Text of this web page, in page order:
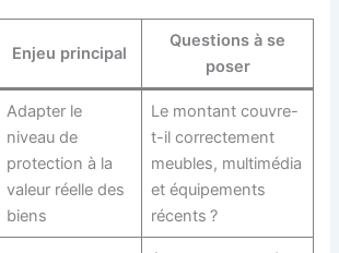
Enjeu principal
Questions à se
poser
Adapter le
niveau de
protection à la
valeur réelle des
biens
Le montant couvre-
t-il correctement
meubles, multimédia
et équipements
récents ?